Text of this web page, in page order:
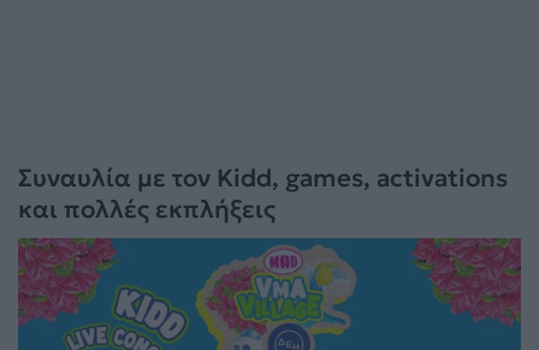
Συναυλία με τον Kidd, games, activations
και πολλές εκπλήξεις